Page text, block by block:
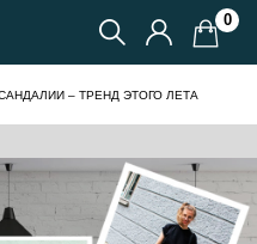
0
– ТРЕНД ЭТОГО ЛЕТА